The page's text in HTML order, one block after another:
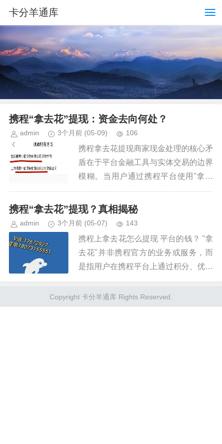
卡分羊通库
携程“拿去花”提现：资金去向何处？
admin 3个月前 (05-09) 106
携程拿去花提现商家现金处理的核心矛
盾在于平台金融工具与实体交易的边界
模糊。当用户通过携程平台使用"拿去
花"服务完成消费后，系统会将资金流
转至合作商家账户，形成一种间接的信
携程“拿去花”提现？真相揭秘
admin 3个月前 (05-07) 143
携程上拿去花怎么提现 平台的钱？ "拿
去花"并非携程官方的业务或服务，而
是指用户在携程平台上通过积分、优惠
换的行为。携程作为国内领先的在线旅
行服务平台，其积分体系（如...
Copyright 卡分羊通库 Rights Reserved.